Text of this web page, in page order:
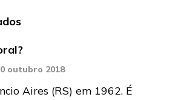
outubro 2018
Aires (RS) em 1962. É